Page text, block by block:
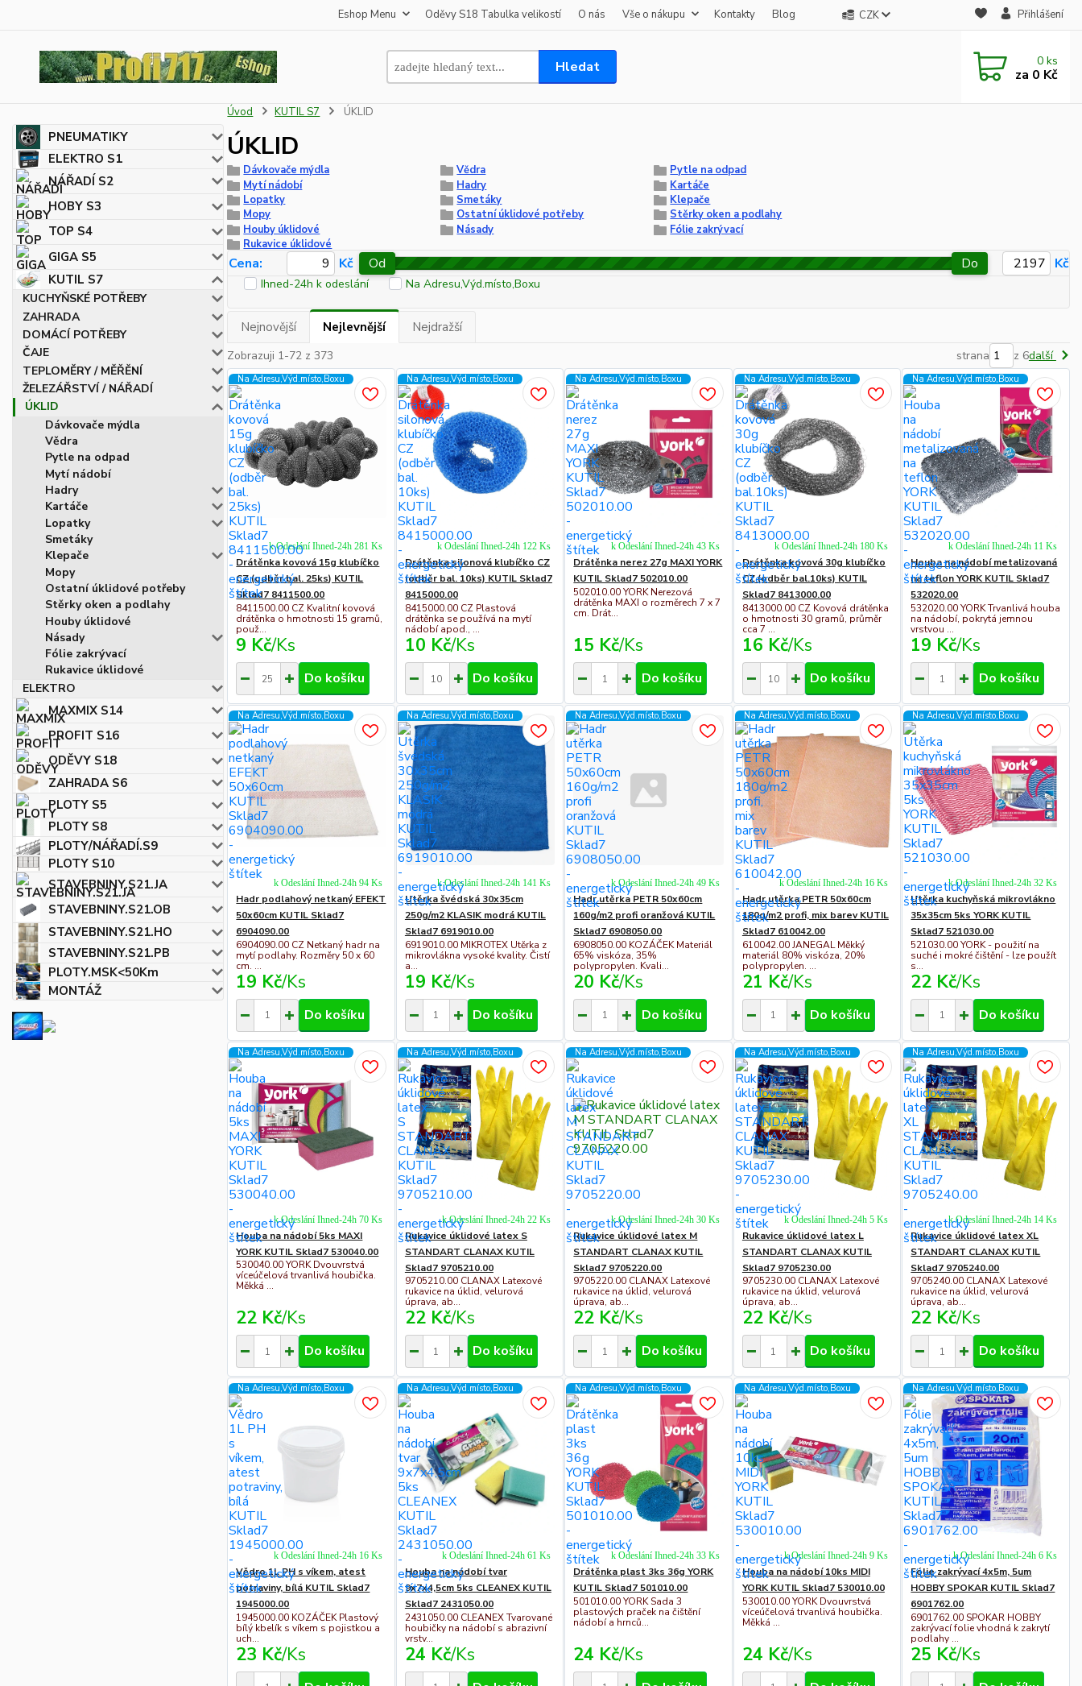
Eshop Menu Oděvy S18 Tabulka velikostí O nás Vše o nákupu Kontakty Blog CZK Přihlášení
Hledat 0 ks
za 0 Kč
PNEUMATIKY
ELEKTRO S1
NÁŘADÍ S2
HOBY S3
TOP S4
GIGA S5
KUTIL S7
KUCHYŇSKÉ POTŘEBY
ZAHRADA
DOMÁCÍ POTŘEBY
ČAJE
TEPLOMĚRY / MĚŘĚNÍ
ŽELEZÁŘSTVÍ / NÁŘADÍ
ÚKLID
Dávkovače mýdla
Vědra
Pytle na odpad
Mytí nádobí
Hadry
Kartáče
Lopatky
Smetáky
Klepače
Mopy
Ostatní úklidové potřeby
Stěrky oken a podlahy
Houby úklidové
Násady
Fólie zakrývací
Rukavice úklidové
ELEKTRO
MAXMIX S14
PROFIT S16
ODĚVY S18
ZAHRADA S6
PLOTY S5
PLOTY S8
PLOTY/NÁŘADÍ.S9
PLOTY S10
STAVEBNINY.S21.JA
STAVEBNINY.S21.OB
STAVEBNINY.S21.HO
STAVEBNINY.S21.PB
PLOTY.MSK<50Km
MONTÁŽ
Úvod KUTIL S7 ÚKLID
ÚKLID
Dávkovače mýdla Vědra
Pytle na odpad
Mytí nádobí
Hadry
Kartáče
Lopatky
Smetáky
Klepače
Mopy
Ostatní úklidové potřeby
Stěrky oken a podlahy
Houby úklidové
Násady
Fólie zakrývací
Rukavice úklidové
Cena: Kč Od Do Kč
Ihned-24h k odeslání Na Adresu,Výd.místo,Boxu
Nejnovější Nejlevnější Nejdražší
Zobrazuji 1-72 z 373 strana z 6další
Na Adresu,Výd.místo,Boxu
Drátěnka kovová 15g klubíčko
CZ (odběr bal. 25ks) KUTIL
Sklad7 8411500.00
8411500.00 CZ Kvalitní kovová
drátěnka o hmotnosti 15 gramů,
použ...
9 Kč/Ks
k Odeslání Ihned-24h 281 Ks
Do košíku
Na Adresu,Výd.místo,Boxu
Drátěnka silonová klubíčko CZ
(odběr bal. 10ks) KUTIL Sklad7
8415000.00
8415000.00 CZ Plastová
drátěnka se používá na mytí
nádobí apod., ...
10 Kč/Ks
k Odeslání Ihned-24h 122 Ks
Do košíku
Na Adresu,Výd.místo,Boxu
Drátěnka nerez 27g MAXI YORK
KUTIL Sklad7 502010.00
502010.00 YORK Nerezová
drátěnka MAXI o rozměrech 7 x 7
cm. Drát...
15 Kč/Ks
k Odeslání Ihned-24h 43 Ks
Do košíku
Na Adresu,Výd.místo,Boxu
Drátěnka kovová 30g klubíčko
CZ (odběr bal.10ks) KUTIL
Sklad7 8413000.00
8413000.00 CZ Kovová drátěnka
o hmotnosti 30 gramů, průměr
cca 7 ...
16 Kč/Ks
k Odeslání Ihned-24h 180 Ks
Do košíku
Na Adresu,Výd.místo,Boxu
Houba na nádobí metalizovaná
na teflon YORK KUTIL Sklad7
532020.00
532020.00 YORK Trvanlivá houba
na nádobí, pokrytá jemnou
vrstvou ...
19 Kč/Ks
k Odeslání Ihned-24h 11 Ks
Do košíku
Na Adresu,Výd.místo,Boxu
Hadr podlahový netkaný EFEKT
50x60cm KUTIL Sklad7
6904090.00
6904090.00 CZ Netkaný hadr na
mytí podlahy. Rozměry 50 x 60
cm. ...
19 Kč/Ks
k Odeslání Ihned-24h 94 Ks
Do košíku
Na Adresu,Výd.místo,Boxu
Utěrka švédská 30x35cm
250g/m2 KLASIK modrá KUTIL
Sklad7 6919010.00
6919010.00 MIKROTEX Utěrka z
mikrovlákna vysoké kvality. Čistí
a...
19 Kč/Ks
k Odeslání Ihned-24h 141 Ks
Do košíku
Na Adresu,Výd.místo,Boxu
Hadr utěrka PETR 50x60cm
160g/m2 profi oranžová KUTIL
Sklad7 6908050.00
6908050.00 KOZÁČEK Materiál
65% viskóza, 35%
polypropylen. Kvali...
20 Kč/Ks
k Odeslání Ihned-24h 49 Ks
Do košíku
Na Adresu,Výd.místo,Boxu
Hadr utěrka PETR 50x60cm
180g/m2 profi, mix barev KUTIL
Sklad7 610042.00
610042.00 JANEGAL Měkký
materiál 80% viskóza, 20%
polypropylen. ...
21 Kč/Ks
k Odeslání Ihned-24h 16 Ks
Do košíku
Na Adresu,Výd.místo,Boxu
Utěrka kuchyňská mikrovlákno
35x35cm 5ks YORK KUTIL
Sklad7 521030.00
521030.00 YORK - použití na
suché i mokré čištění - lze použít
s...
22 Kč/Ks
k Odeslání Ihned-24h 32 Ks
Do košíku
Na Adresu,Výd.místo,Boxu
Houba na nádobí 5ks MAXI
YORK KUTIL Sklad7 530040.00
530040.00 YORK Dvouvrstvá
víceúčelová trvanlivá houbička.
Měkká ...
22 Kč/Ks
k Odeslání Ihned-24h 70 Ks
Do košíku
Na Adresu,Výd.místo,Boxu
Rukavice úklidové latex S
STANDART CLANAX KUTIL
Sklad7 9705210.00
9705210.00 CLANAX Latexové
rukavice na úklid, velurová
úprava, ab...
22 Kč/Ks
k Odeslání Ihned-24h 22 Ks
Do košíku
Na Adresu,Výd.místo,Boxu
Rukavice úklidové latex M
STANDART CLANAX KUTIL
Sklad7 9705220.00
9705220.00 CLANAX Latexové
rukavice na úklid, velurová
úprava, ab...
22 Kč/Ks
k Odeslání Ihned-24h 30 Ks
Do košíku
Na Adresu,Výd.místo,Boxu
Rukavice úklidové latex L
STANDART CLANAX KUTIL
Sklad7 9705230.00
9705230.00 CLANAX Latexové
rukavice na úklid, velurová
úprava, ab...
22 Kč/Ks
k Odeslání Ihned-24h 5 Ks
Do košíku
Na Adresu,Výd.místo,Boxu
Rukavice úklidové latex XL
STANDART CLANAX KUTIL
Sklad7 9705240.00
9705240.00 CLANAX Latexové
rukavice na úklid, velurová
úprava, ab...
22 Kč/Ks
k Odeslání Ihned-24h 14 Ks
Do košíku
Na Adresu,Výd.místo,Boxu
Vědro 1L PH s víkem, atest
potraviny, bílá KUTIL Sklad7
1945000.00
1945000.00 KOZÁČEK Plastový
bílý kbelík s víkem s pojistkou a
uch...
23 Kč/Ks
k Odeslání Ihned-24h 16 Ks
Na Adresu,Výd.místo,Boxu
Houba na nádobí tvar
9x7x4,5cm 5ks CLEANEX KUTIL
Sklad7 2431050.00
2431050.00 CLEANEX Tvarované
houbičky na nádobí s abrazivní
vrstv...
24 Kč/Ks
k Odeslání Ihned-24h 61 Ks
Na Adresu,Výd.místo,Boxu
Drátěnka plast 3ks 36g YORK
KUTIL Sklad7 501010.00
501010.00 YORK Sada 3
plastových praček na čištění
nádobí a hrnců...
24 Kč/Ks
k Odeslání Ihned-24h 33 Ks
Na Adresu,Výd.místo,Boxu
Houba na nádobí 10ks MIDI
YORK KUTIL Sklad7 530010.00
530010.00 YORK Dvouvrstvá
víceúčelová trvanlivá houbička.
Měkká ...
24 Kč/Ks
k Odeslání Ihned-24h 9 Ks
Na Adresu,Výd.místo,Boxu
Fólie zakrývací 4x5m, 5um
HOBBY SPOKAR KUTIL Sklad7
6901762.00
6901762.00 SPOKAR HOBBY
zakrývací folie vhodná k zakrytí
podlahy ...
25 Kč/Ks
k Odeslání Ihned-24h 6 Ks